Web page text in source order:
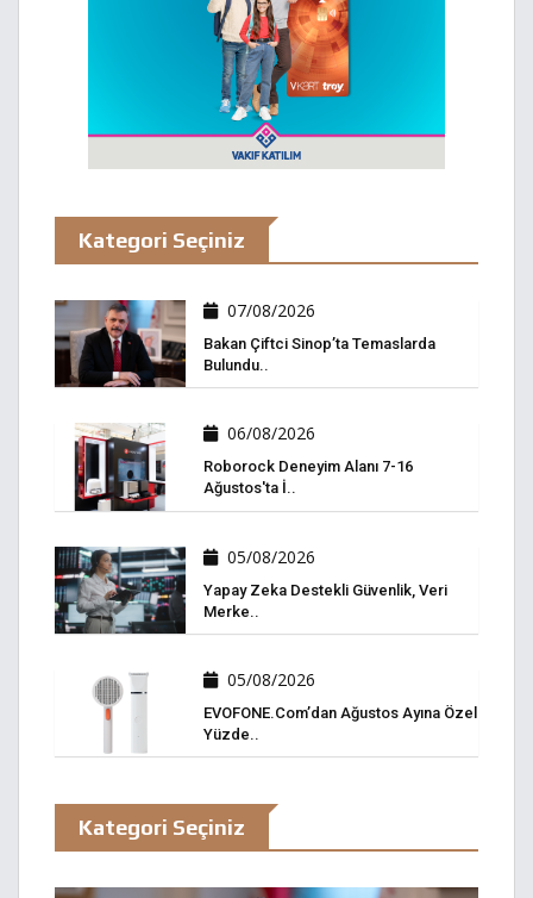
Kategori Seçiniz
07/08/2026
Bakan Çiftci Sinop’ta Temaslarda
Bulundu..
06/08/2026
Roborock Deneyim Alanı 7-16
Ağustos'ta İ..
05/08/2026
Yapay Zeka Destekli Güvenlik, Veri
Merke..
05/08/2026
EVOFONE.com’dan Ağustos Ayına Özel
Yüzde..
Kategori Seçiniz